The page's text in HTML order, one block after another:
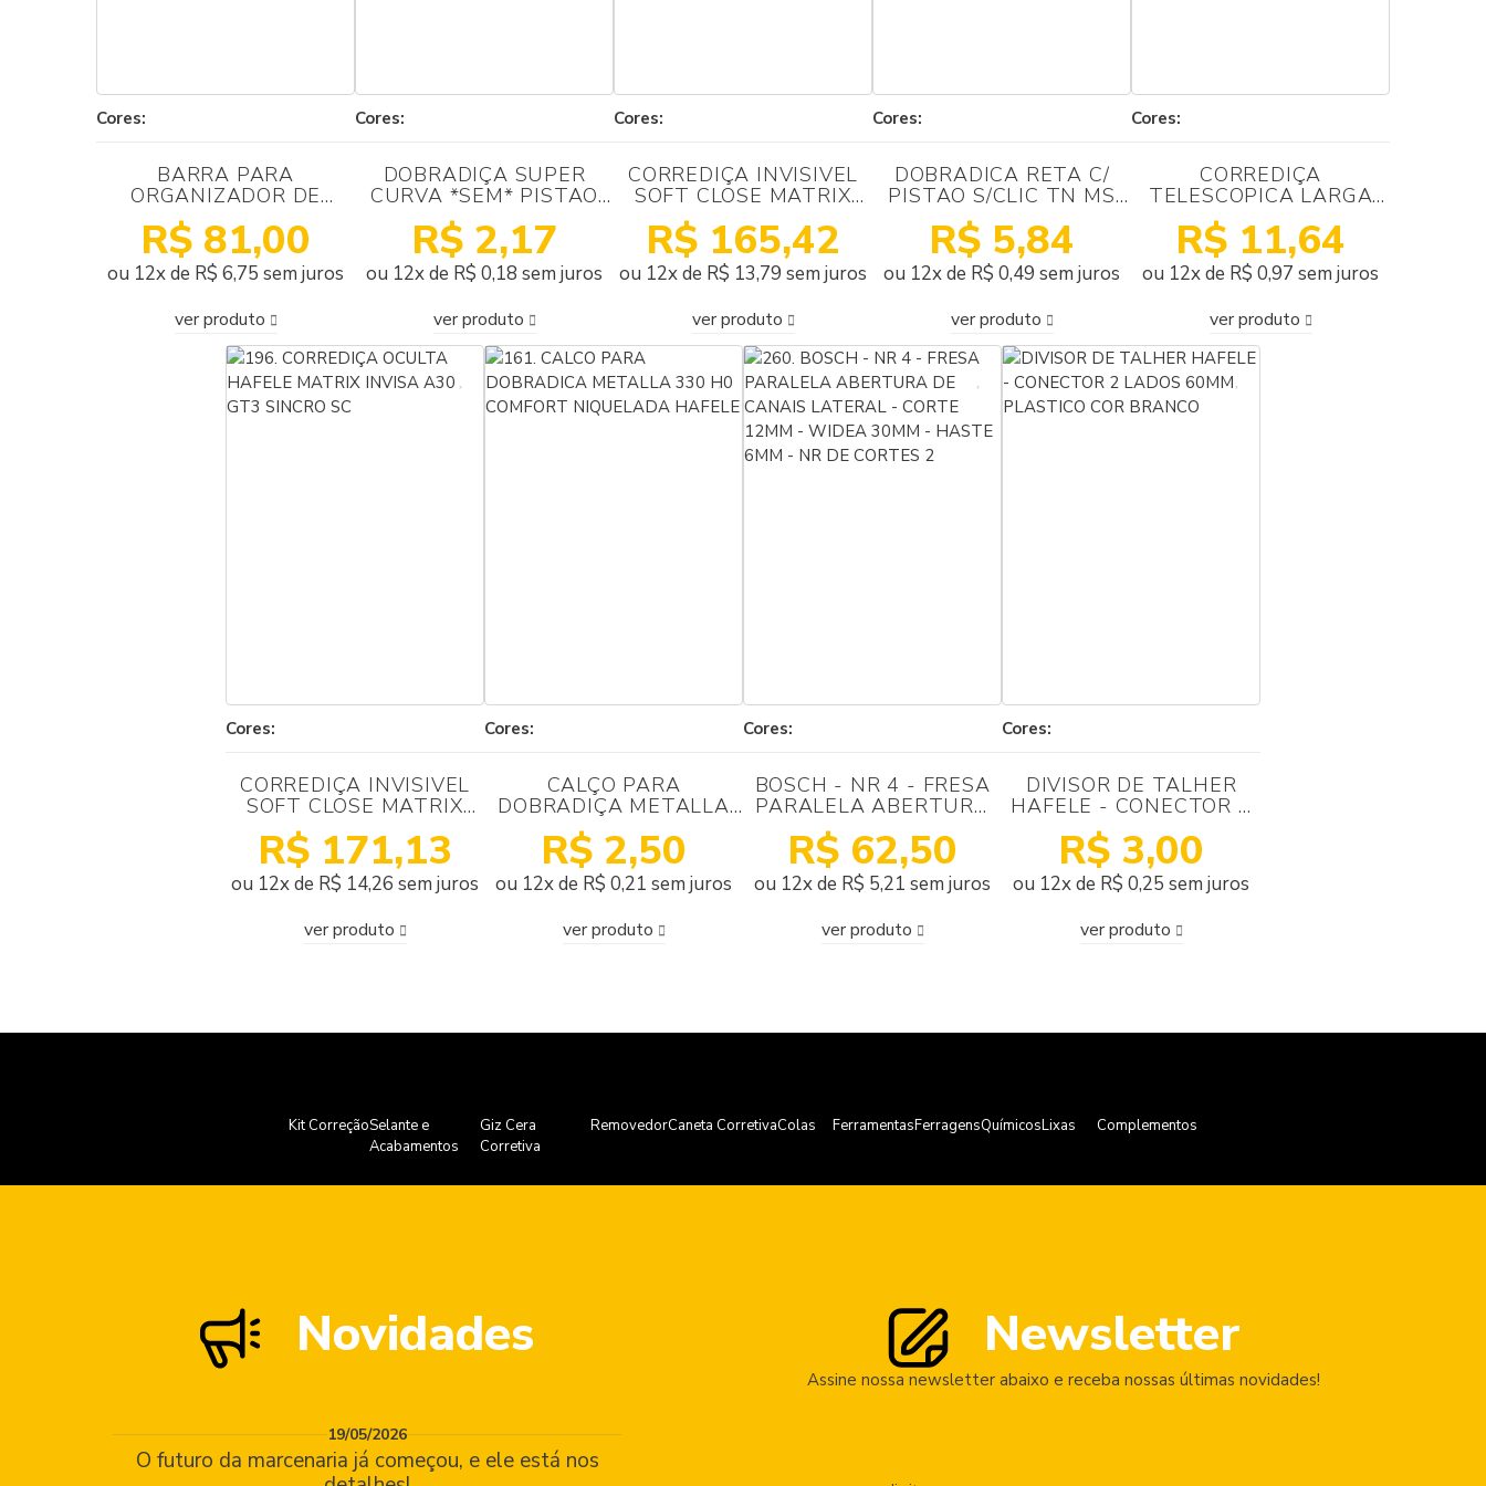
Cores:
BARRA PARA
ORGANIZADOR DE
GAVETAS 1100X60MM
PLASTICO ANTRACITO
HAFELE
R$ 81,00
ou 12x de R$ 6,75 sem juros
ver produto
Cores:
DOBRADIÇA SUPER
CURVA *SEM* PISTAO
SLIDE ON - NIQUELADA
- TN
R$ 2,17
ou 12x de R$ 0,18 sem juros
ver produto
Cores:
CORREDIÇA INVISIVEL
SOFT CLOSE MATRIX
GT3 SINC 350MM
HAFELE COM GARRAS
R$ 165,42
ou 12x de R$ 13,79 sem juros
ver produto
Cores:
DOBRADICA RETA C/
PISTAO S/CLIC TN MS
SLOW SLIDE ON
R$ 5,84
ou 12x de R$ 0,49 sem juros
ver produto
Cores:
CORREDIÇA
TELESCOPICA LARGA
300MM ZINCADA
CERMAG
R$ 11,64
ou 12x de R$ 0,97 sem juros
ver produto
Cores:
CORREDIÇA INVISIVEL
SOFT CLOSE MATRIX
GT3 SINC 400MM
HAFELE COM GARRAS
R$ 171,13
ou 12x de R$ 14,26 sem juros
ver produto
Cores:
CALÇO PARA
DOBRADIÇA METALLA
330 H0 COMFORT
NIQUELADA HÄFELE
R$ 2,50
ou 12x de R$ 0,21 sem juros
ver produto
Cores:
BOSCH - NR 4 - FRESA
PARALELA ABERTURA
DE CANAIS LATERAL -
CORTE 12MM - WIDEA
30MM - HASTE 6MM -
NR DE CORTES 2
R$ 62,50
ou 12x de R$ 5,21 sem juros
ver produto
Cores:
DIVISOR DE TALHER
HAFELE - CONECTOR 2
LADOS 60MM PLASTICO
COR BRANCO
R$ 3,00
ou 12x de R$ 0,25 sem juros
ver produto
Kit CorreçãoSelante e
Acabamentos
Giz Cera
Corretiva
RemovedorCaneta CorretivaColas FerramentasFerragensQuímicosLixas Complementos
Novidades
19/05/2026
O futuro da marcenaria já começou, e ele está nos
Newsletter
Assine nossa newsletter abaixo e receba nossas últimas novidades!